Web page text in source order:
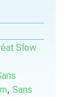
Slow
,Sans